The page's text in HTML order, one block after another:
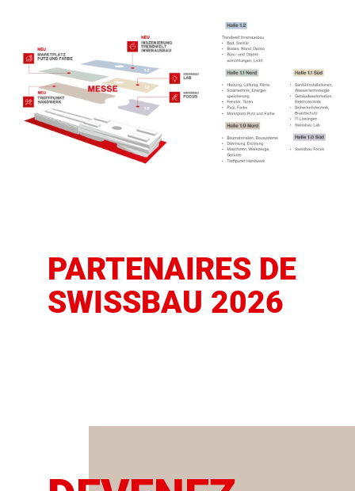
PARTENAIRES DE
SWISSBAU 2026